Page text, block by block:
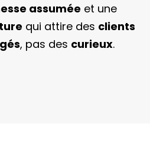
assumée et une
qui attire des clients
, pas des curieux.